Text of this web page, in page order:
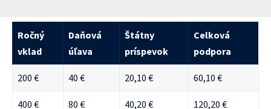
Ročný
vklad
Daňová
úľava
Štátny
príspevok
Celková
podpora
200 € 40 € 20,10 € 60,10 €
400 € 80 € 40,20 € 120,20 €